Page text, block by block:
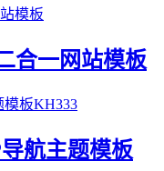
合一网站模板
航主题模板